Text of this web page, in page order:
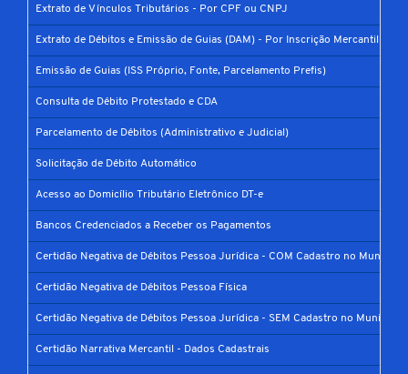
Extrato de Vínculos Tributários - Por CPF ou CNPJ
Extrato de Débitos e Emissão de Guias (DAM) - Por Inscrição Mercantil
Emissão de Guias (ISS Próprio, Fonte, Parcelamento Prefis)
Consulta de Débito Protestado e CDA
Parcelamento de Débitos (Administrativo e Judicial)
Solicitação de Débito Automático
Acesso ao Domicílio Tributário Eletrônico DT-e
Bancos Credenciados a Receber os Pagamentos
Certidão Negativa de Débitos Pessoa Jurídica - COM Cadastro no Município
Certidão Negativa de Débitos Pessoa Física
Certidão Negativa de Débitos Pessoa Jurídica - SEM Cadastro no Município
Certidão Narrativa Mercantil - Dados Cadastrais